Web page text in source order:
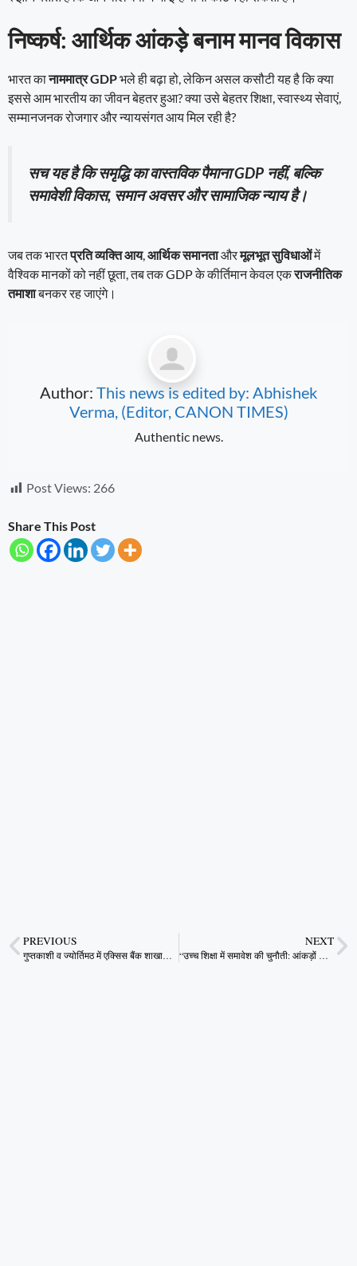
निष्कर्ष: आर्थिक आंकड़े बनाम मानव विकास
भारत कानाममात्र GDPभले ही बढ़ा हो, लेकिन असल कसौटी यह है कि क्या
इससे आम भारतीय का जीवन बेहतर हुआ? क्या उसे बेहतर शिक्षा, स्वास्थ्य सेवाएं,
सम्मानजनक रोजगार और न्यायसंगत आय मिल रही है?
सच यह है कि समृद्धि का वास्तविक पैमाना GDP नहीं, बल्कि
समावेशी विकास, समान अवसर और सामाजिक न्याय है।
जब तक भारतप्रति व्यक्ति आय, आर्थिक समानताऔरमूलभूत सुविधाओंमें
वैश्विक मानकों को नहीं छूता, तब तक GDP के कीर्तिमान केवल एकराजनीतिक
तमाशाबनकर रह जाएंगे।
Author: This news is edited by: Abhishek
Verma, (Editor, CANON TIMES)
Authentic news.
Post Views: 266
Share This Post
PREVIOUS
गुप्तकाशी व ज्योर्तिमठ में एक्सिस बैंक शाखाओं का शुभारंभ
NEXT
“उच्च शिक्षा में समावेश की चुनौती: आंकड़ों की रौशनी में सच्चाई”